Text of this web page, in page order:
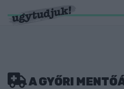
A GYŐRI